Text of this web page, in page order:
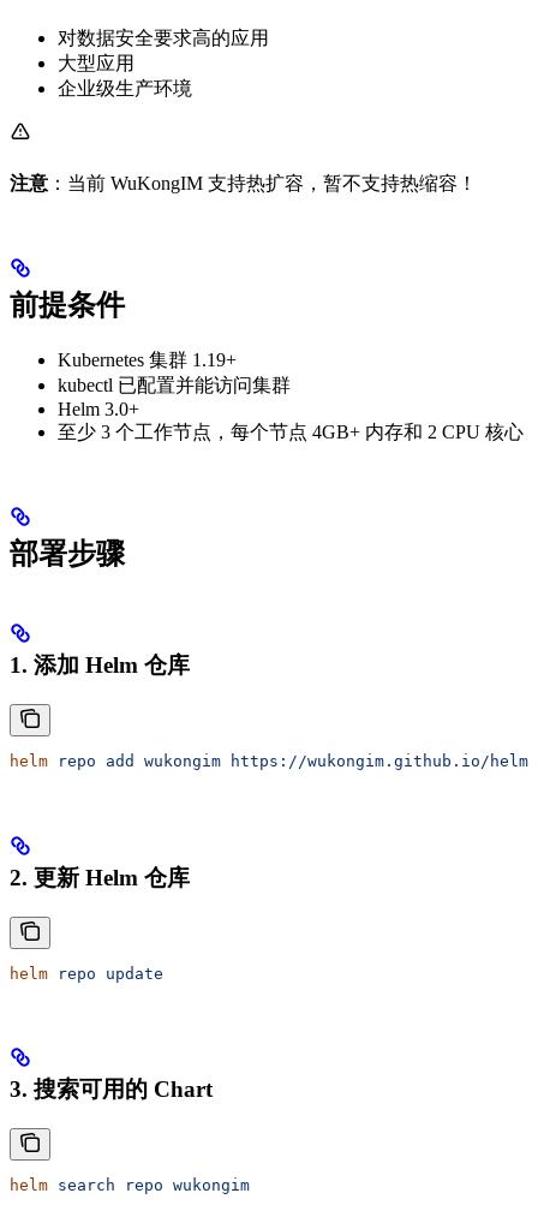
对数据安全要求高的应用
大型应用
企业级生产环境
注意 ：当前 WuKongIM 支持热扩容，暂不支持热缩容！
前提条件
Kubernetes 集群 1.19+
kubectl 已配置并能访问集群
Helm 3.0+
至少 3 个工作节点，每个节点 4GB+ 内存和 2 CPU 核心
部署步骤
1. 添加 Helm 仓库
helm repo add wukongim https://wukongim.github.io/helm/
2. 更新 Helm 仓库
helm repo update
3. 搜索可用的 Chart
helm search repo wukongim